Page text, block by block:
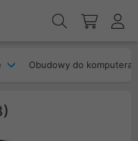
Obudowy do komputera